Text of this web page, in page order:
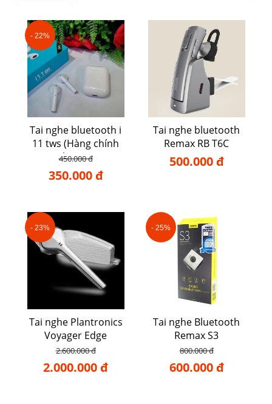
- 22%
Tai nghe bluetooth i
11 tws (Hàng chính
hãng)
450.000 đ
350.000 đ
Tai nghe bluetooth
Remax RB T6C
500.000 đ
- 23%
Tai nghe Plantronics
Voyager Edge
2.600.000 đ
2.000.000 đ
- 25%
Tai nghe Bluetooth
Remax S3
800.000 đ
600.000 đ